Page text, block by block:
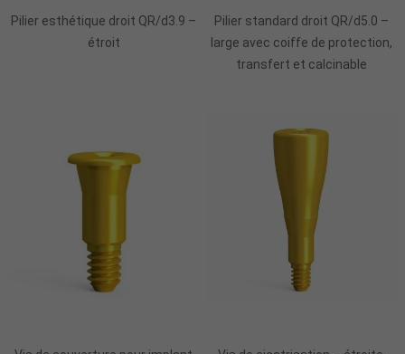
Pilier esthétique droit QR/d3.9 –
étroit
Pilier standard droit QR/d5.0 –
large avec coiffe de protection,
transfert et calcinable